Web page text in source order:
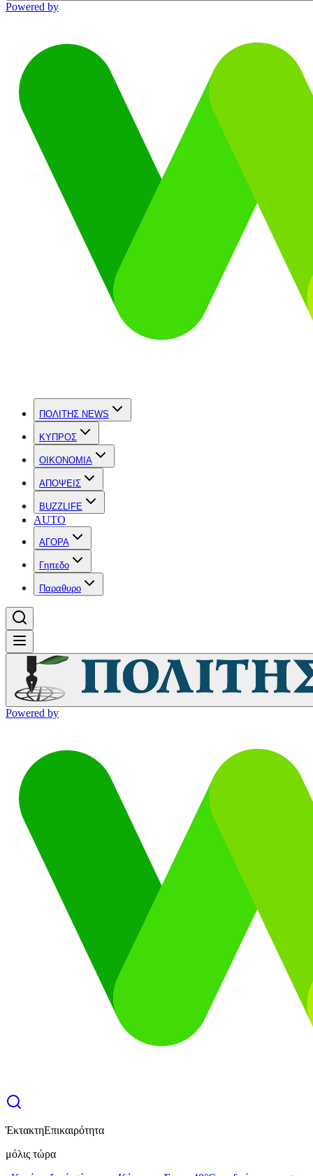
Powered by
ΠΟΛΙΤΗΣ NEWS
ΚΥΠΡΟΣ
OIKONOMIA
ΑΠΟΨΕΙΣ
BUZZLIFE
AUTO
ΑΓΟΡΑ
Γηπεδο
Παραθυρο
Powered by
ΈκτακτηΕπικαιρότητα
μόλις τώρα